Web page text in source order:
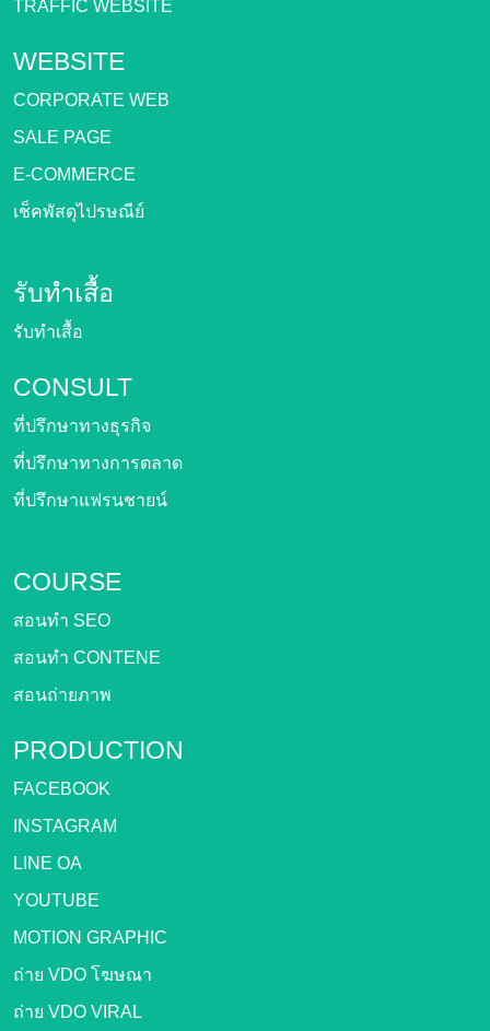
TRAFFIC WEBSITE
WEBSITE
CORPORATE WEB
SALE PAGE
E-COMMERCE
เช็คพัสดุไปรษณีย์
รับทำเสื้อ
รับทำเสื้อ
CONSULT
ที่ปรึกษาทางธุรกิจ
ที่ปรึกษาทางการตลาด
ที่ปรึกษาแฟรนชายน์
COURSE
สอนทำ SEO
สอนทำ CONTENE
สอนถ่ายภาพ
PRODUCTION
FACEBOOK
INSTAGRAM
LINE OA
YOUTUBE
MOTION GRAPHIC
ถ่าย VDO โฆษณา
ถ่าย VDO VIRAL